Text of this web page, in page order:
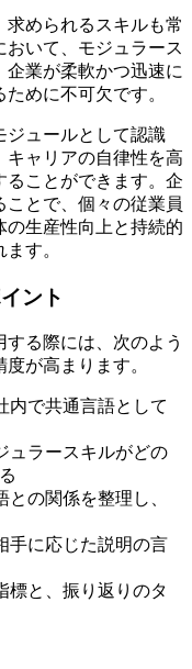
められるスキルも常
いて、モジュラース
業が柔軟かつ迅速に
めに不可欠です。
ジュールとして認識
キャリアの自律性を高
ことができます。企
とで、個々の従業員
生産性向上と持続的
す。
ント
る際には、次のよう
が高まります。
内で共通言語として
ュラースキルがどの
の関係を整理し、
手に応じた説明の言
標と、振り返りのタ